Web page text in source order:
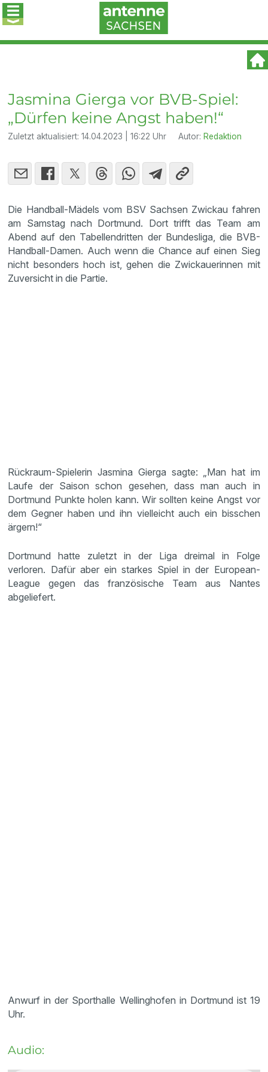
Jasmina Gierga vor BVB-Spiel:
„Dürfen keine Angst haben!“
Zuletzt aktualisiert:14.04.2023 | 16:22 Uhr Autor: Redaktion
Die Handball-Mädels vom BSV Sachsen Zwickau fahren
am Samstag nach Dortmund. Dort trifft das Team am
Abend auf den Tabellendritten der Bundesliga, die BVB-
Handball-Damen. Auch wenn die Chance auf einen Sieg
nicht besonders hoch ist, gehen die Zwickauerinnen mit
Zuversicht in die Partie.
Rückraum-Spielerin Jasmina Gierga sagte: „Man hat im
Laufe der Saison schon gesehen, dass man auch in
Dortmund Punkte holen kann. Wir sollten keine Angst vor
dem Gegner haben und ihn vielleicht auch ein bisschen
ärgern!“
Dortmund hatte zuletzt in der Liga dreimal in Folge
verloren. Dafür aber ein starkes Spiel in der European-
League gegen das französische Team aus Nantes
abgeliefert.
Anwurf in der Sporthalle Wellinghofen in Dortmund ist 19
Uhr.
Audio: